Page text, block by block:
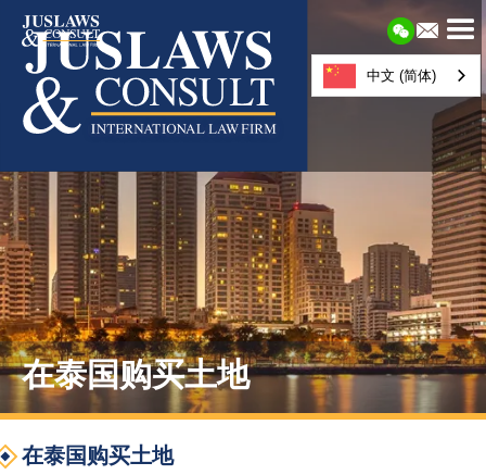
在泰国购买土地
在泰国购买土地
中文 (简体)